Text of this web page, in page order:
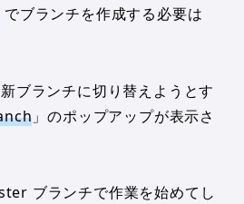
でブランチを作成する必要は
ブランチに切り替えようとす
」のポップアップが表示さ
ブランチで作業を始めてし